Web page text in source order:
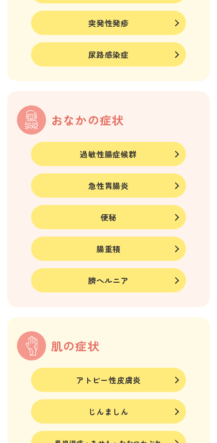
突発性発疹
尿路感染症
おなかの症状
過敏性腸症候群
急性胃腸炎
便秘
腸重積
臍ヘルニア
肌の症状
アトピー性皮膚炎
じんましん